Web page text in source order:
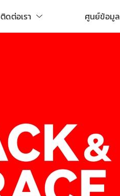
ติดต่อเรา ศูนย์ข้อมูล